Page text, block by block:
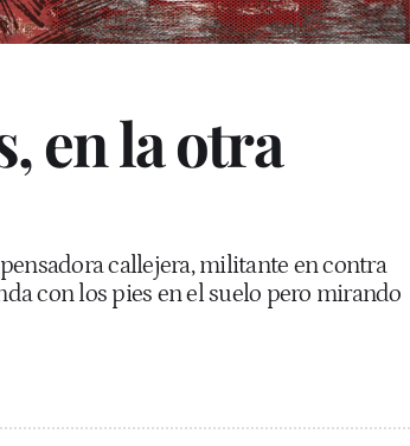
en la otra
callejera, militante en contra
con los pies en el suelo pero mirando